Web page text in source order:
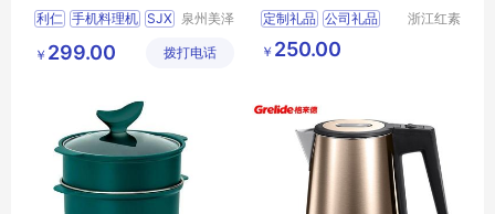
LR-(T)-55
利仁 手机料理机 SJX
客户礼物公司企业
MY
泉州美泽
公司
￥ 299.00 拨打电话
品企业送礼
定制礼品 公司礼品
电炒锅
客户礼品
企业送礼
浙江红素
￥ 250.00